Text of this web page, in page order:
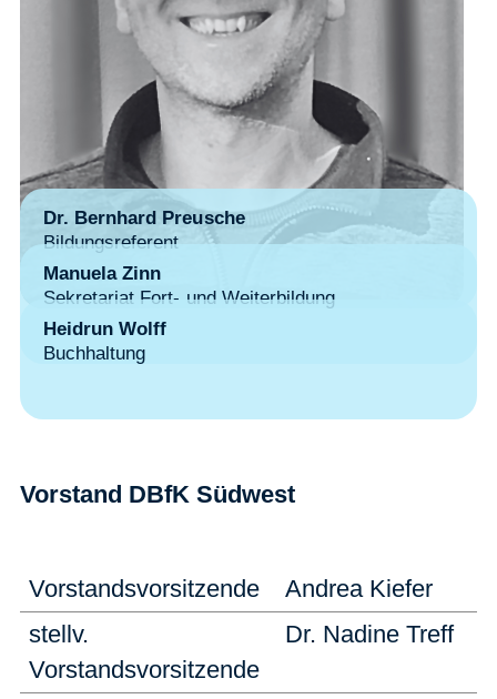
Dr. Bernhard Preusche
Bildungsreferent
Manuela Zinn
Sekretariat Fort- und Weiterbildung
Heidrun Wolff
Buchhaltung
Vorstand DBfK Südwest
Vorstandsvorsitzende
Andrea Kiefer
stellv.
Vorstandsvorsitzende
Dr. Nadine Treff